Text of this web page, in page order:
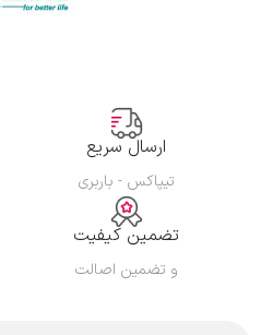
ارسال سریع
تیپاکس - باربری
تضمین کیفیت
و تضمین اصالت